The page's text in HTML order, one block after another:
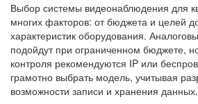
Выбор системы видеонаблюдения для
многих факторов: от бюджета и целей
характеристик оборудования.
подойдут при ограниченном бюджете,
контроля рекомендуются IP или
грамотно выбрать модель, учитывая
возможности записи и хранения данных.